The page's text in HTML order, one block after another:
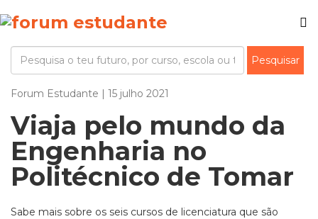
Forum Estudante | 15 julho 2021
Viaja pelo mundo da
Engenharia no
Politécnico de Tomar
Sabe mais sobre os seis cursos de licenciatura que são